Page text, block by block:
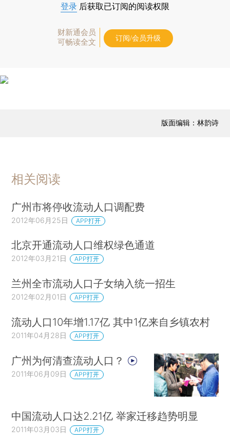
登录 后获取已订阅的阅读权限
财新通会员
可畅读全文
订阅/会员升级
版面编辑：林韵诗
相关阅读
广州市将停收流动人口调配费
2012年06月25日 APP打开
北京开通流动人口维权绿色通道
2012年03月21日 APP打开
兰州全市流动人口子女纳入统一招生
2012年02月01日 APP打开
流动人口10年增1.17亿 其中1亿来自乡镇农村
2011年04月28日 APP打开
广州为何清查流动人口？
2011年06月09日 APP打开
中国流动人口达2.21亿 举家迁移趋势明显
2011年03月03日 APP打开